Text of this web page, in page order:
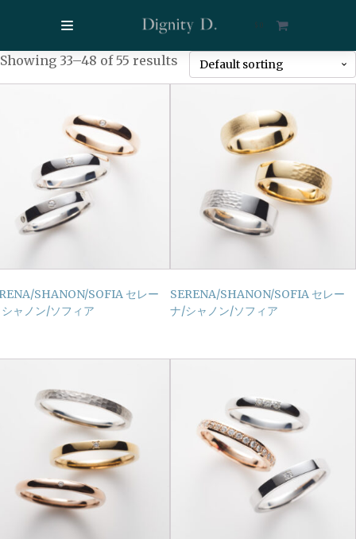
$ 0
Showing 33–48 of 55 results
SHANON/SOFIA セレー
ャノン/ソフィア
SERENA/SHANON/SOFIA セレー
ナ/シャノン/ソフィア